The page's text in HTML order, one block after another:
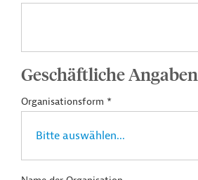
Geschäftliche Angaben
Organisationsform *